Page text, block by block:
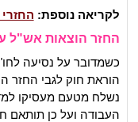
לקריאה נוספת:
החזר הוצאות אש"ל
כשמדובר על נסיעה
הוראת חוק לגבי החזר
נשלח מטעם מעסיקו
העבודה ועל כן תותאם